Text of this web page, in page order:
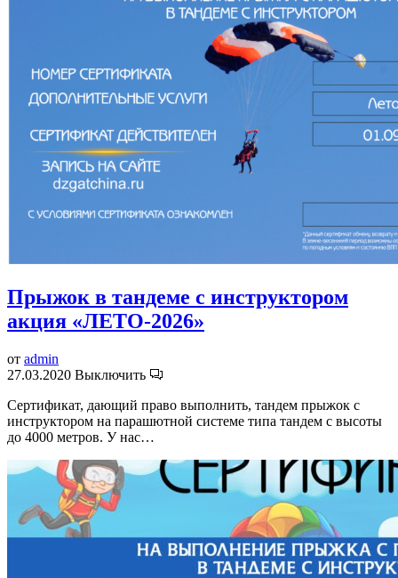
Прыжок в тандеме с инструктором
акция «ЛЕТО-2026»
от admin
27.03.2020 Выключить
Сертификат, дающий право выполнить, тандем прыжок с
инструктором на парашютной системе типа тандем с высоты
до 4000 метров. У нас…